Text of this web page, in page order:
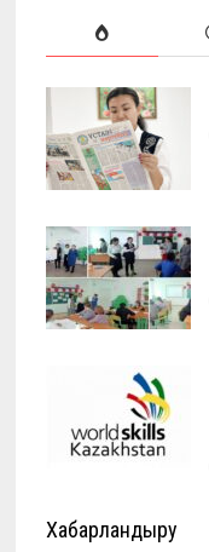
Хабарландыру